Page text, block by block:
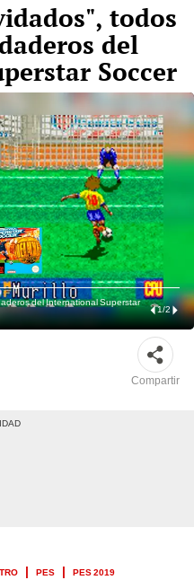
todos
del
Soccer
del International Superstar
1/2
Compartir
PES PES 2019